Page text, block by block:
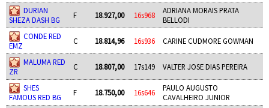
DURIAN
SHEZA DASH BG
F 18.927,00 16s968
ADRIANA MORAIS PRATA
BELLODI
CONDE RED
EMZ
C 18.814,96 16s936 CARINE CUDMORE GOWMAN
MALUMA RED
ZR
C 18.807,00 17s149 VALTER JOSE DIAS PEREIRA
SHES
FAMOUS RED BG
F 18.750,00 16s646
PAULO AUGUSTO
CAVALHEIRO JUNIOR